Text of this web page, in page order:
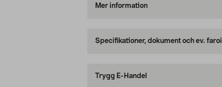
Mer information
Specifikationer, dokument och ev.
Trygg E-Handel